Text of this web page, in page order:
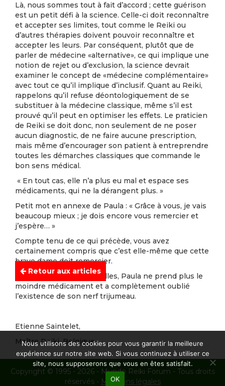
Retour aux articles
Là, nous sommes tout à fait d’accord ; cette guérison
est un petit défi à la science. Celle-ci doit reconnaître
et accepter ses limites, tout comme le Reiki ou
d’autres thérapies doivent pouvoir reconnaître et
accepter les leurs. Par conséquent, plutôt que de
parler de médecine «alternative», ce qui implique une
notion de rejet ou d’exclusion, la science devrait
examiner le concept de «médecine complémentaire»
avec tout ce qu’il implique d’inclusif. Quant au Reiki,
rappelons qu’il refuse déontologiquement de se
substituer à la médecine classique, même s’il est
prouvé qu’il peut en optimiser les effets. Le praticien
de Reiki se doit donc, non seulement de ne poser
aucun diagnostic, de ne faire aucune prescription,
mais même d’encourager son patient à entreprendre
toutes les démarches classiques que commande le
bon sens médical.
« En tout cas, elle n’a plus eu mal et espace ses
médicaments, qui ne la dérangent plus. »
Petit mot en annexe de Paula : « Grâce à vous, je vais
beaucoup mieux ; je dois encore vous remercier et
j’espère… »
Compte tenu de ce qui précède, vous avez
certainement compris que c’est elle-même que cette
brave dame doit remercier.
PS : aux dernières nouvelles, Paula ne prend plus le
moindre médicament et a complètement oublié
l’existence de son nerf trijumeau.
Etienne Saintelet,
Maître Reiki, Belgique
Copyright © 1995 - 2026 - Mundo Reiki Forum - Tous droits
réservés - Mentions légales
Nous utilisons des cookies pour vous garantir la meilleure
expérience sur notre site web. Si vous continuez à utiliser ce
site, nous supposerons que vous en êtes satisfait.
OK